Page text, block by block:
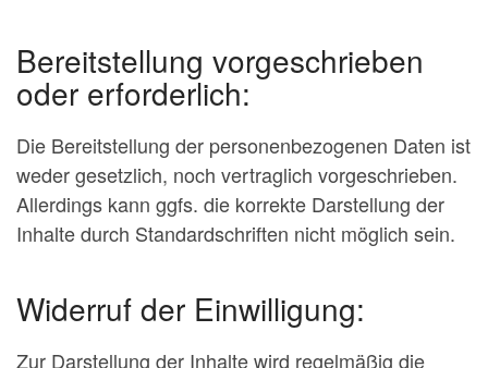
Bereitstellung vorgeschrieben
oder erforderlich:
Die Bereitstellung der personenbezogenen Daten ist
weder gesetzlich, noch vertraglich vorgeschrieben.
Allerdings kann ggfs. die korrekte Darstellung der
Inhalte durch Standardschriften nicht möglich sein.
Widerruf der Einwilligung:
Zur Darstellung der Inhalte wird regelmäßig die